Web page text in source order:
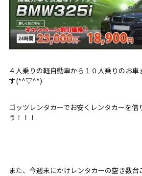
４人乗りの軽自動車から１０人乗りのお車
す(*^▽^*)
ゴッツレンタカーでお安くレンタカーを借
う！！！
また、今週末にかけレンタカーの空き数